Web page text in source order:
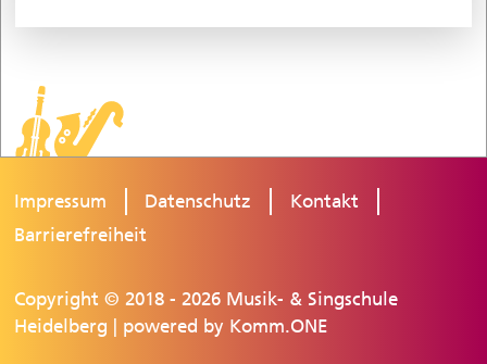
Impressum Datenschutz
Kontakt
Barrierefreiheit
Copyright © 2018 - 2026 Musik- & Singschule
Heidelberg | powered by Komm.ONE